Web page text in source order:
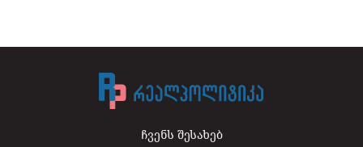
ჩვენს შესახებ